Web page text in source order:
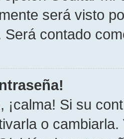
será visto
Será contado
¡calma! Si su
o